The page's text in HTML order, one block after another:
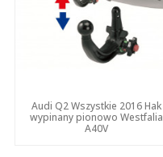
Audi Q2 Wszystkie 2016 Hak
wypinany pionowo Westfalia
A40V